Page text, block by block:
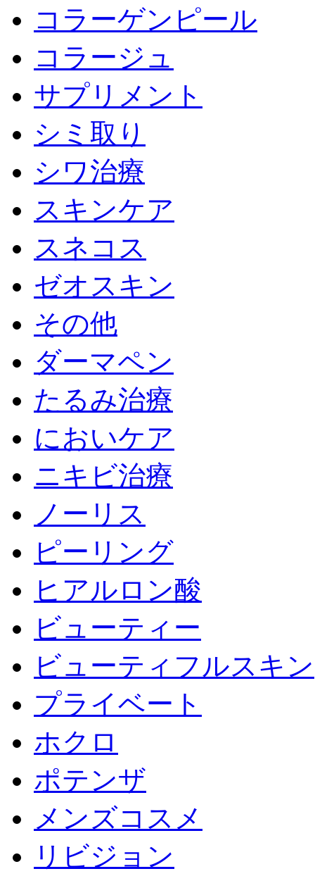
コラーゲンピール
コラージュ
サプリメント
シミ取り
シワ治療
スキンケア
スネコス
ゼオスキン
その他
ダーマペン
たるみ治療
においケア
ニキビ治療
ノーリス
ピーリング
ヒアルロン酸
ビューティー
ビューティフルスキン
プライベート
ホクロ
ポテンザ
メンズコスメ
リビジョン